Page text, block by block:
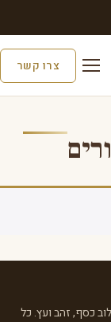
צרו קשר
כסף, זהב ועץ. כל